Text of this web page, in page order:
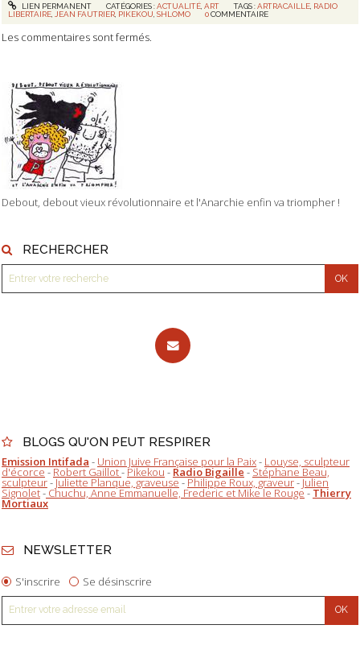
Debout, debout vieux révolutionnaire et l'Anarchie enfin va triompher !
RECHERCHER
BLOGS QU'ON PEUT RESPIRER
Emission Intifada - Union Juive Française pour la Paix- Louyse, sculpteur
d'écorce-Robert Gaillot-Pikekou-Radio Bigaille-Stéphane Beau,
sculpteur-Juliette Planque, graveuse-Philippe Roux, graveur-Julien
Signolet-Chuchu, Anne Emmanuelle, Frederic et Mike le Rouge-Thierry
Mortiaux
NEWSLETTER
S'inscrire Se désinscrire
LIEN PERMANENT CATÉGORIES :ACTUALITÉ, ART TAGS :ARTRACAILLE RADIO
LIBERTAIRE JEAN FAUTRIER PIKEKOU ,SHLOMO 0 COMMENTAIRE
Les commentaires sont fermés.